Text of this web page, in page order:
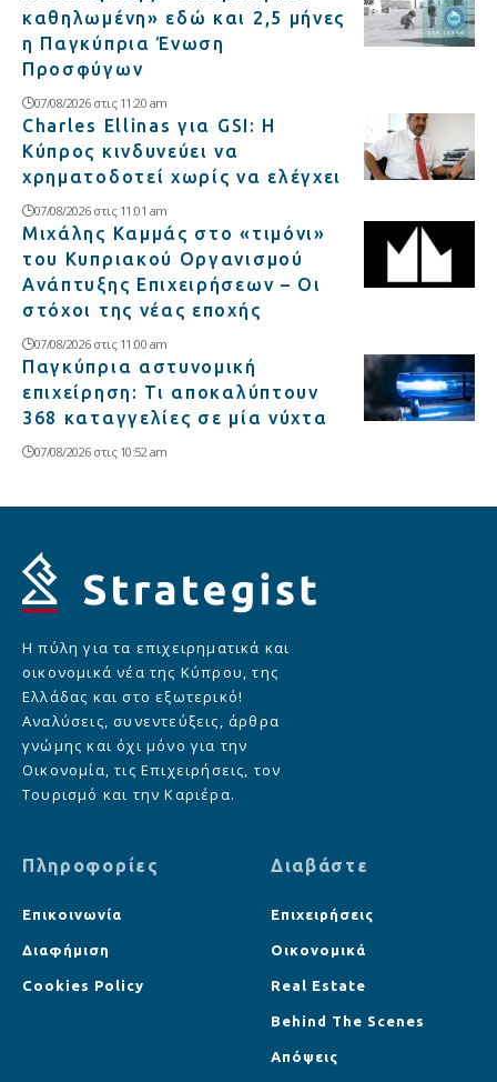
καθηλωμένη» εδώ και 2,5 μήνες
η Παγκύπρια Ένωση
Προσφύγων
07/08/2026 στις 11:20 am
Charles Ellinas για GSI: Η
Κύπρος κινδυνεύει να
χρηματοδοτεί χωρίς να ελέγχει
07/08/2026 στις 11:01 am
Μιχάλης Καμμάς στο «τιμόνι»
του Κυπριακού Οργανισμού
Ανάπτυξης Επιχειρήσεων – Οι
στόχοι της νέας εποχής
07/08/2026 στις 11:00 am
Παγκύπρια αστυνομική
επιχείρηση: Τι αποκαλύπτουν
368 καταγγελίες σε μία νύχτα
07/08/2026 στις 10:52 am
Η πύλη για τα επιχειρηματικά και
οικονομικά νέα της Κύπρου, της
Ελλάδας και στο εξωτερικό!
Αναλύσεις, συνεντεύξεις, άρθρα
γνώμης και όχι μόνο για την
Οικονομία, τις Επιχειρήσεις, τον
Τουρισμό και την Καριέρα.
Πληροφορίες
Επικοινωνία
Διαφήμιση
Cookies Policy
Διαβάστε
Επιχειρήσεις
Οικονομικά
Real Estate
Behind The Scenes
Απόψεις